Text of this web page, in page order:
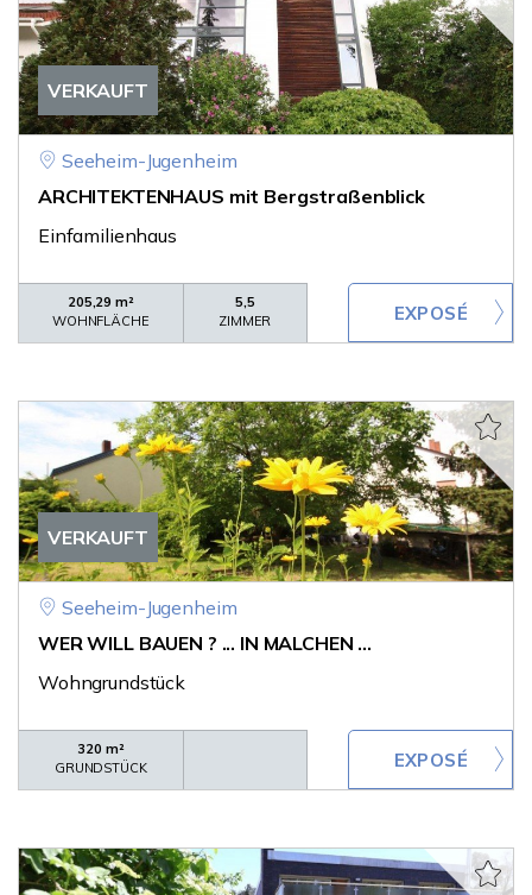
VERKAUFT
Seeheim-Jugenheim
ARCHITEKTENHAUS mit Bergstraßenblick
Einfamilienhaus
205,29 m²
WOHNFLÄCHE
5,5
ZIMMER
VERKAUFT
Seeheim-Jugenheim
WER WILL BAUEN ? ... IN MALCHEN ...
Wohngrundstück
320 m²
GRUNDSTÜCK